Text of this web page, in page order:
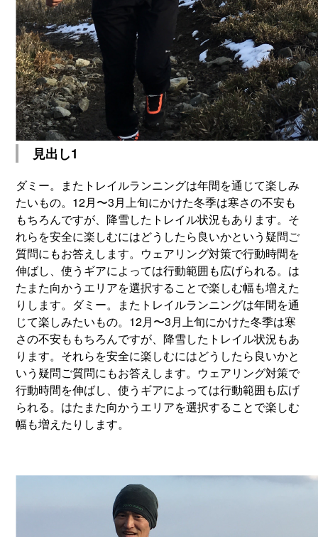
見出し1
ダミー。またトレイルランニングは年間を通じて楽しみ
たいもの。12月〜3月上旬にかけた冬季は寒さの不安も
もちろんですが、降雪したトレイル状況もあります。そ
れらを安全に楽しむにはどうしたら良いかという疑問ご
質問にもお答えします。ウェアリング対策で行動時間を
伸ばし、使うギアによっては行動範囲も広げられる。は
たまた向かうエリアを選択することで楽しむ幅も増えた
りします。ダミー。またトレイルランニングは年間を通
じて楽しみたいもの。12月〜3月上旬にかけた冬季は寒
さの不安ももちろんですが、降雪したトレイル状況もあ
ります。それらを安全に楽しむにはどうしたら良いかと
いう疑問ご質問にもお答えします。ウェアリング対策で
行動時間を伸ばし、使うギアによっては行動範囲も広げ
られる。はたまた向かうエリアを選択することで楽しむ
幅も増えたりします。